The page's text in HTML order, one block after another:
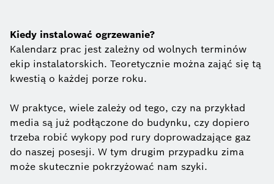
Kiedy instalować ogrzewanie?
Kalendarz prac jest zależny od wolnych terminów
ekip instalatorskich. Teoretycznie można zająć się tą
kwestią o każdej porze roku.
W praktyce, wiele zależy od tego, czy na przykład
media są już podłączone do budynku, czy dopiero
trzeba robić wykopy pod rury doprowadzające gaz
do naszej posesji. W tym drugim przypadku zima
może skutecznie pokrzyżować nam szyki.